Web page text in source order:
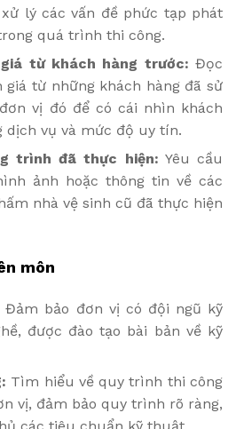
lý các vấn đề phức tạp phát
quá trình thi công.
từ khách hàng trước: Đọc
giá từ những khách hàng đã sử
vị đó để có cái nhìn khách
dịch vụ và mức độ uy tín.
trình đã thực hiện: Yêu cầu
ảnh hoặc thông tin về các
nhà vệ sinh cũ đã thực hiện
môn
Đảm bảo đơn vị có đội ngũ kỹ
được đào tạo bài bản về kỹ
Tìm hiểu về quy trình thi công
vị, đảm bảo quy trình rõ ràng,
các tiêu chuẩn kỹ thuật.